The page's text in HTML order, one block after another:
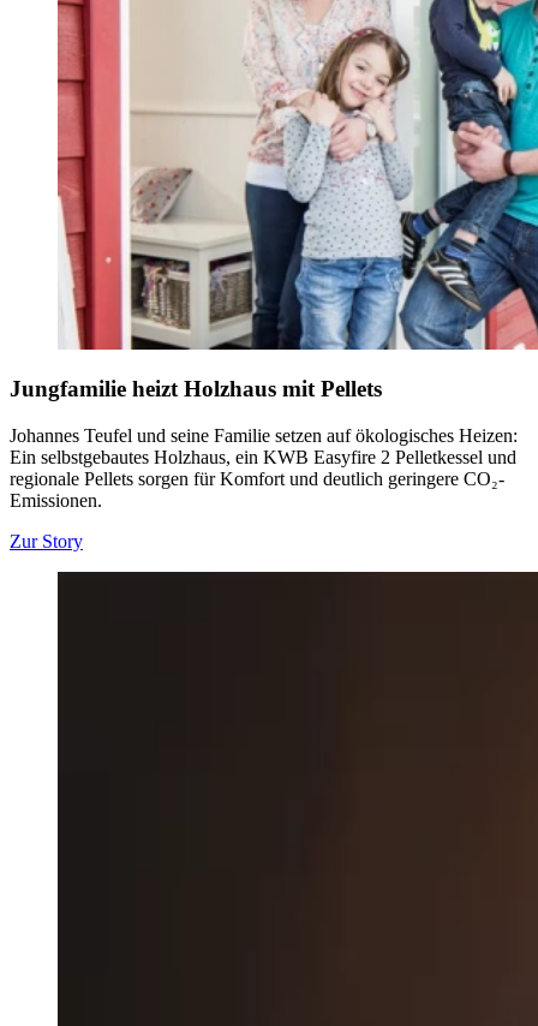
Jungfamilie heizt Holzhaus mit Pellets
Johannes Teufel und seine Familie setzen auf ökologisches Heizen:
Ein selbstgebautes Holzhaus, ein KWB Easyfire 2 Pelletkessel und
regionale Pellets sorgen für Komfort und deutlich geringere CO₂-
Emissionen.
Zur Story